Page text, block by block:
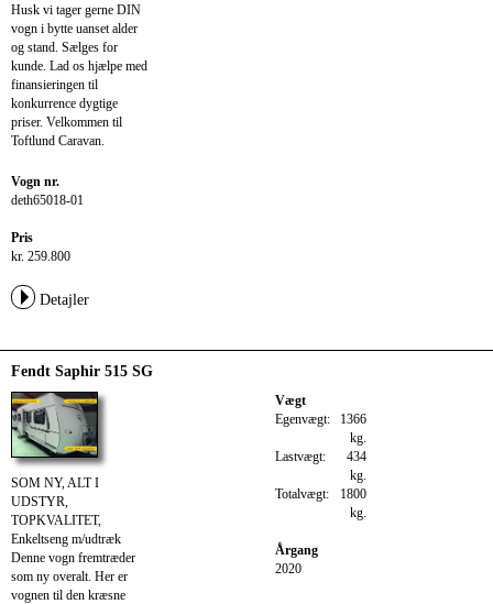
Husk vi tager gerne DIN
vogn i bytte uanset alder
og stand. Sælges for
kunde. Lad os hjælpe med
finansieringen til
konkurrence dygtige
priser. Velkommen til
Toftlund Caravan.
Vogn nr.
deth65018-01
Pris
kr. 259.800
Detajler
Fendt Saphir 515 SG
SOM NY, ALT I
UDSTYR,
TOPKVALITET,
Enkeltseng m/udtræk
Denne vogn fremtræder
som ny overalt. Her er
vognen til den kræsne
Vægt
Egenvægt: 1366
kg.
Lastvægt:
434
kg.
Totalvægt:
1800
kg.
Årgang
2020